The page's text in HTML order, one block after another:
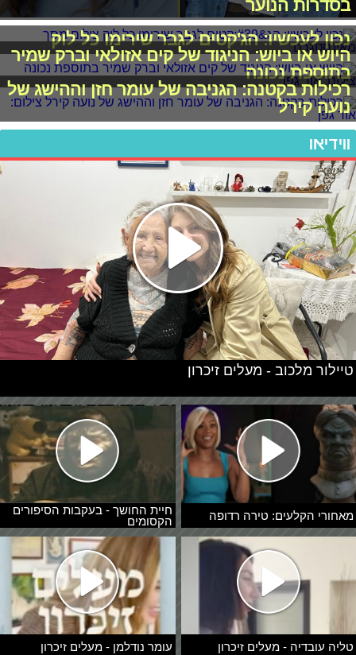
בסדרות הנוער
נכון לעכשיו: הג'קטים לגבר שירימו כל לוק
היוש או ביוש: הניגוד של קים אזולאי וברק שמיר
בתוספת נכונה
רכילות בקטנה: הגניבה של עומר חזן וההישג של
נועה קירל
ווידיאו
מאחורי הקלעים: טירה רדופה
חיית החושך - בעקבות הסיפורים
הקסומים
טליה עובדיה - מעלים זיכרון עומר נודלמן - מעלים זיכרון
טיילור מלכוב - מעלים זיכרון